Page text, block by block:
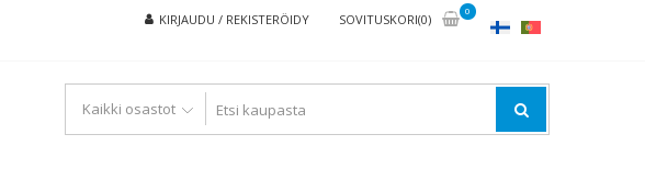
KIRJAUDU / REKISTERÖIDY SOVITUSKORI(0)
0